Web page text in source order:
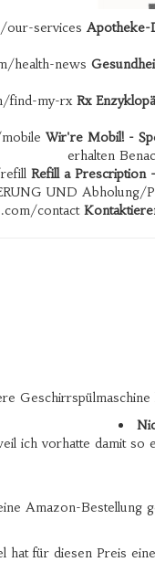
services Apotheke-
health-news
find-my-rx Rx
Wir're Mobil! -
erhalten
Refill a Prescription
UND Abholung/
contact
ich vorhatte damit so
Amazon-Bestellung
hat für diesen Preis